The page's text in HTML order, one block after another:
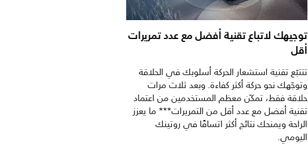
توجيهك لاتباع تقنية أفضل مع عدد تمريرات
أقل
تتتبّع تقنية استشعار الحركة أسلوبك في الحلاقة
وتوجّهك نحو حركة أكثر كفاءة. وبعد ثلاث مرات
حلاقة فقط، تمكّن معظم المستخدمين من اعتماد
تقنية أفضل مع عدد أقل من التمريرات*** ما يعزز
الراحة ويمنحك نتائج أكثر اتساقًا في روتينك
اليومي.